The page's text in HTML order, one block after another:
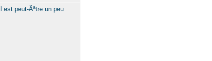
est peut-Ãªtre un peu